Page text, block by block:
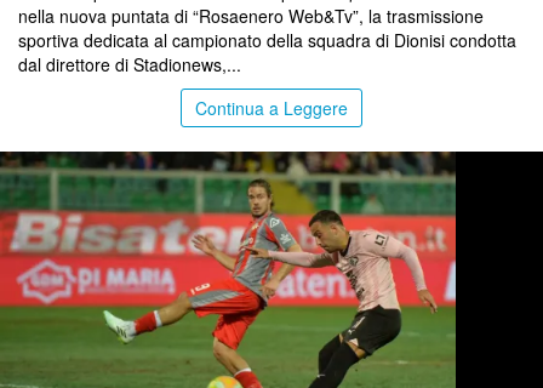
nella nuova puntata di “Rosaenero Web&Tv”, la trasmissione
sportiva dedicata al campionato della squadra di Dionisi condotta
dal direttore di Stadionews,...
Continua a Leggere